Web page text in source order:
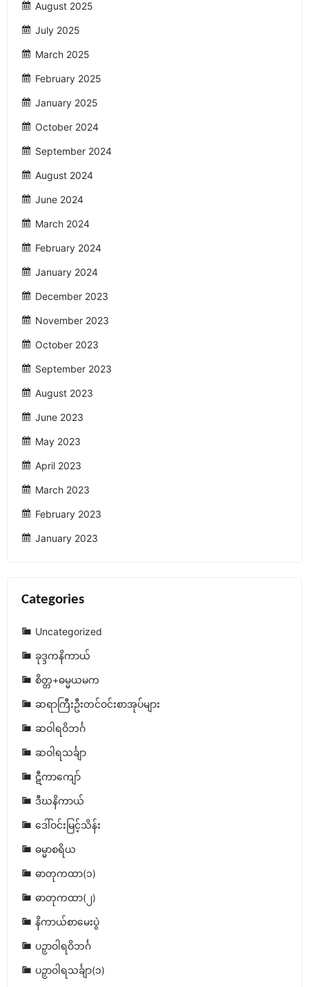
August 2025
July 2025
March 2025
February 2025
January 2025
October 2024
September 2024
August 2024
June 2024
March 2024
February 2024
January 2024
December 2023
November 2023
October 2023
September 2023
August 2023
June 2023
May 2023
April 2023
March 2023
February 2023
January 2023
Categories
Uncategorized
ခုဒ္ဒကနိကာယ်
စိတ္တ+ဓမ္မယမက
ဆရာကြီးဦးတင်ဝင်းစာအုပ်များ
ဆဝါရဝိဘင်္ဂ
ဆဝါရသင်္ချာ
ဋီကာကျော်
ဒီဃနိကာယ်
ဒေါ်ဝင်းမြင့်သိန်း
ဓမ္မာစရိယ
ဓာတုကထာ(၁)
ဓာတုကထာ(၂)
နိကာယ်စာမေးပွဲ
ပဉှာဝါရဝိဘင်္ဂ
ပဉှာဝါရသင်္ချာ(၁)